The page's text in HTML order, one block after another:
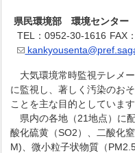
県民環境部 環境センター
TEL：0952-30-1616 FAX
大気環境常時監視テレメ
に監視し、著しく汚染のお
ことを主な目的としています
県内の各地（21地点）に
酸化硫黄（SO2）、二酸化
M)、微小粒子状物質（